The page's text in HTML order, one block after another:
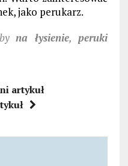
jako perukarz.
na łysienie,peruki
artykuł